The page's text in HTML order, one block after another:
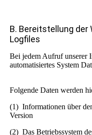
B. Bereitstellung der
Logfiles
Bei jedem Aufruf unserer
automatisiertes System
Folgende Daten werden
(1) Informationen über
Version
(2) Das Betriebssystem